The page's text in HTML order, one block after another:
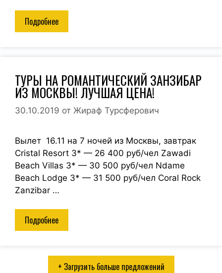
Подробнее
ТУРЫ НА РОМАНТИЧЕСКИЙ ЗАНЗИБАР
ИЗ МОСКВЫ! ЛУЧШАЯ ЦЕНА!
30.10.2019 от Жираф Турсферович
Вылет 16.11 на 7 ночей из Москвы, завтрак
Cristal Resort 3* — 26 400 руб/чел Zawadi
Beach Villas 3* — 30 500 руб/чел Ndame
Beach Lodge 3* — 31 500 руб/чел Coral Rock
Zanzibar …
Подробнее
+ Загрузить больше предложений